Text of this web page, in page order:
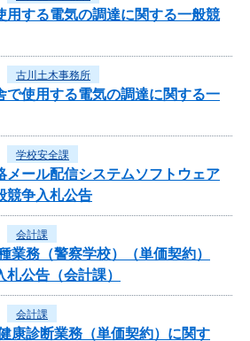
用する電気の調達に関する一般競
古川土木事務所
で使用する電気の調達に関する一
学校安全課
メール配信システムソフトウェア
競争入札公告
会計課
業務（警察学校）（単価契約）
公告（会計課）
会計課
康診断業務（単価契約）に関す